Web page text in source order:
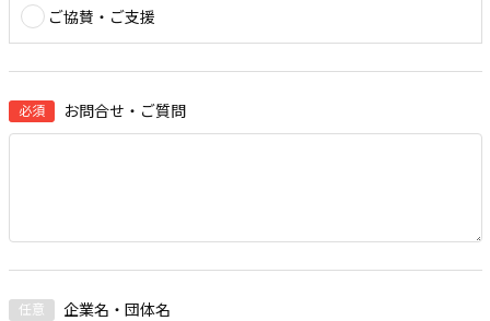
ご協賛・ご支援
お問合せ・ご質問
企業名・団体名